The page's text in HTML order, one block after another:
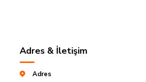
Adres & İletişim
Adres